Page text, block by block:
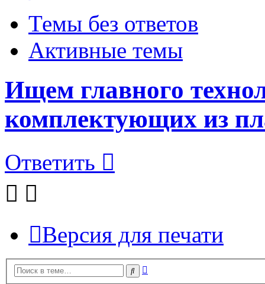
Темы без ответов
Активные темы
Ищем главного
комплектующих из
Ответить
Версия для печати
Поиск